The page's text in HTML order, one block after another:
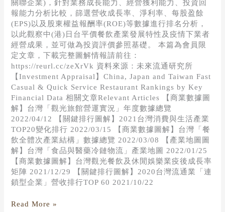
關聯企業)，針對業務成長能力、經營獲利能力、投資回
報能力分析比較，篩選營收成長率、淨利率、每股盈餘
(EPS)以及股東權益報酬率(ROE)等數據進行排名分析，
以此觀察中(港)日台平價餐飲產業發展特性及疫情下業者
經營成果，並可做為投資評價參照基礎。 本篇為會員限
定文章，下載完整圖解情報請前往：
https://reurl.cc/zeXrVk 資料來源：未來流通研究所
【Investment Appraisal】China, Japan and Taiwan Fast
Casual & Quick Service Restaurant Rankings by Key
Financial Data 相關文章Relevant Articles 【商業數據圖
解】台灣「觀光旅館營運實況」年度數據總覽
2022/04/12 【關鍵排行圖解】2021台灣消費與生活產業
TOP20變化排行 2022/03/15 【商業數據圖解】台灣「餐
飲全體次產業結構」數據總覽 2022/03/08 【產業地圖圖
解】台灣「食品與醫藥冷鏈物流」產業地圖 2022/01/25
【商業數據圖解】台灣觀光餐飲及休閒娛樂業疫後成長率
矩陣 2021/12/29 【關鍵排行圖解】2020台灣流通業「連
鎖型企業」營收排行TOP 60 2021/10/22
Read More »